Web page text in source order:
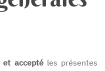
acceptéles présentes